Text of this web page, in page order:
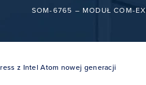
SOM-6765 – MODUŁ COM-
z Intel Atom nowej generacji